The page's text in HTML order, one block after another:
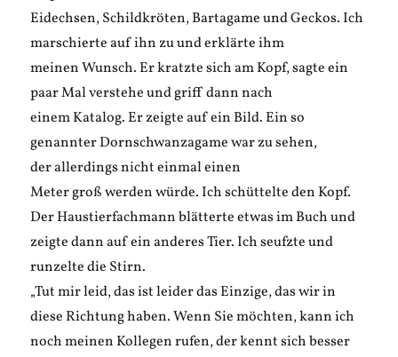
Eidechsen, Schildkröten, Bartagame und Geckos. Ich
marschierte auf ihn zu und erklärte ihm
meinen Wunsch. Er kratzte sich am Kopf, sagte ein
paar Mal verstehe und griff dann nach
einem Katalog. Er zeigte auf ein Bild. Ein so
genannter Dornschwanzagame war zu sehen,
der allerdings nicht einmal einen
Meter groß werden würde. Ich schüttelte den Kopf.
Der Haustierfachmann blätterte etwas im Buch und
zeigte dann auf ein anderes Tier. Ich seufzte und
runzelte die Stirn.
„Tut mir leid, das ist leider das Einzige, das wir in
diese Richtung haben. Wenn Sie möchten, kann ich
noch meinen Kollegen rufen, der kennt sich besser